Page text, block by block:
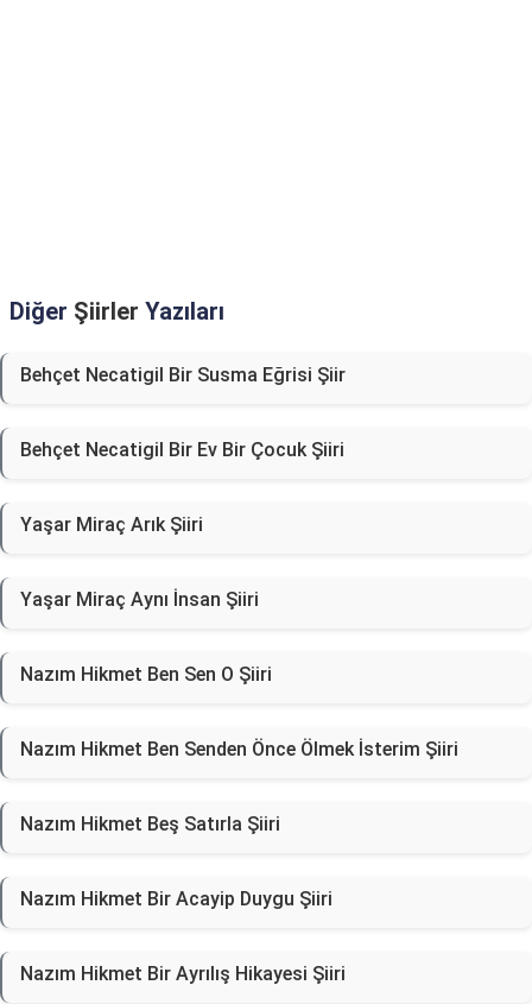
Diğer Şiirler Yazıları
Behçet Necatigil Bir Susma Eğrisi Şiir
Behçet Necatigil Bir Ev Bir Çocuk Şiiri
Yaşar Miraç Arık Şiiri
Yaşar Miraç Aynı İnsan Şiiri
Nazım Hikmet Ben Sen O Şiiri
Nazım Hikmet Ben Senden Önce Ölmek İsterim Şiiri
Nazım Hikmet Beş Satırla Şiiri
Nazım Hikmet Bir Acayip Duygu Şiiri
Nazım Hikmet Bir Ayrılış Hikayesi Şiiri